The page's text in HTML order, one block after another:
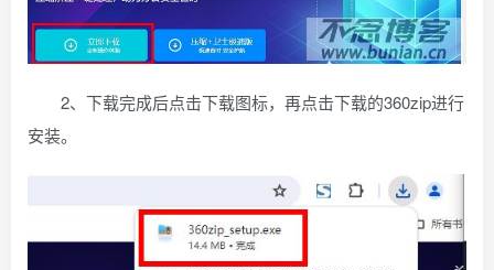
2、下载完成后点击下载图标，再点击下载的360zip进行
安装。